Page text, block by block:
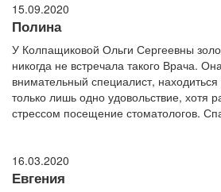
15.09.2020
Полина
У Колпащиковой Ольги Сергеевны
никогда не встречала такого Врача.
внимательный специалист,
только лишь одно удовольствие, хотя
стрессом посещение стоматологов.
16.03.2020
Евгения